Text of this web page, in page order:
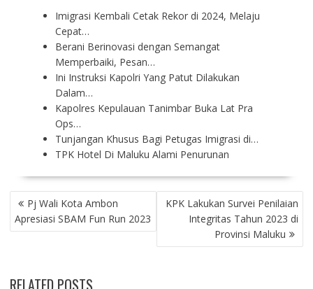
Imigrasi Kembali Cetak Rekor di 2024, Melaju
Cepat…
Berani Berinovasi dengan Semangat
Memperbaiki, Pesan…
Ini Instruksi Kapolri Yang Patut Dilakukan
Dalam…
Kapolres Kepulauan Tanimbar Buka Lat Pra
Ops…
Tunjangan Khusus Bagi Petugas Imigrasi di…
TPK Hotel Di Maluku Alami Penurunan
P
O
S
A
Pj Wali Kota Ambon
Apresiasi SBAM Fun Run 2023
KPK Lakukan Survei Penilaian
Integritas Tahun 2023 di
Provinsi Maluku
RELATED POSTS